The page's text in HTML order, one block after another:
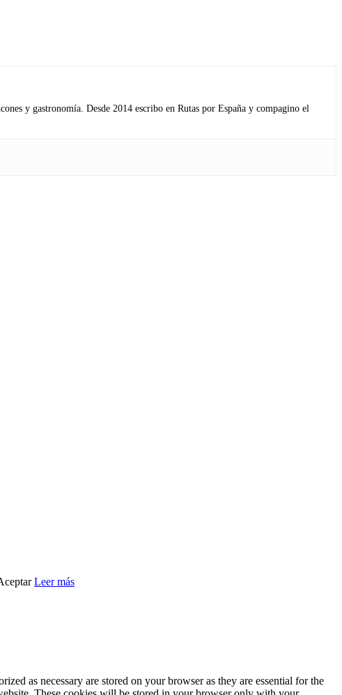
y gastronomía. Desde 2014 escribo en Rutas por España y compagino el
Leer más
as necessary are stored on your browser as they are essential for the